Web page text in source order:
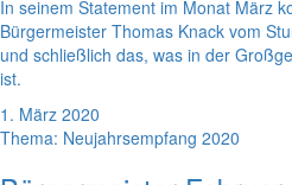
In seinem Statement im Monat März
Bürgermeister Thomas Knack vom
und schließlich das, was in der
ist.
1. März 2020
Thema: Neujahrsempfang 2020